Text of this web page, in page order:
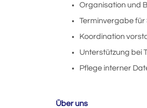
Organisation und
Terminvergabe für
Koordination
Unterstützung bei
Pflege interner
Über uns